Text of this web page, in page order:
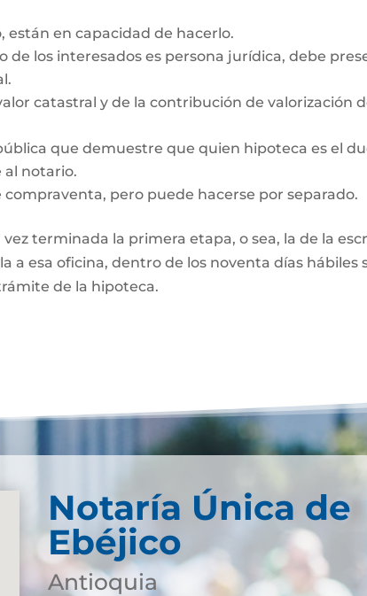
están en capacidad de hacerlo.
los interesados es persona jurídica, debe
catastral y de la contribución de valorización
que demuestre que quien hipoteca es el
al notario.
pero puede hacerse por separado.
vez terminada la primera etapa, o sea, la de la
esa oficina, dentro de los noventa días hábiles
de la hipoteca.
Notaría Única de
Ebéjico
Antioquia